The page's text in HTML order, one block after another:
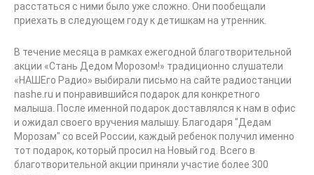
расстаться с ними было уже сложно. Они пообещали
приехать в следующем году к детишкам на утренник.
В течение месяца в рамках ежегодной благотворительной
акции «Стань Дедом Морозом!» традиционно слушатели
«НАШЕго Радио» выбирали письмо на сайте радиостанции
nashe.ru и понравившийся подарок для конкретного
малыша. После именной подарок доставлялся к нам в офис
и ожидал своего вручения малышу. Благодаря "Дедам
Морозам" со всей России, каждый ребенок получил именно
тот подарок, который просил на Новый год. Всего в
благотворительной акции приняли участие более 300